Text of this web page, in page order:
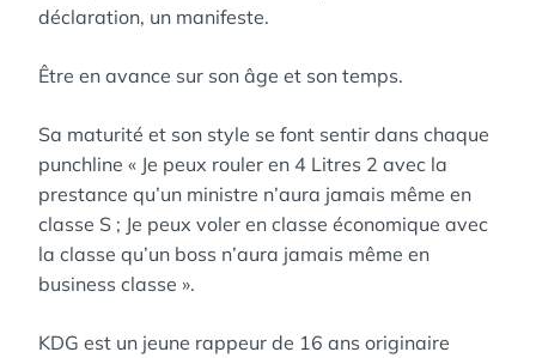
déclaration, un manifeste.
Être en avance sur son âge et son temps.
Sa maturité et son style se font sentir dans chaque
punchline « Je peux rouler en 4 Litres 2 avec la
prestance qu’un ministre n’aura jamais même en
classe S ; Je peux voler en classe économique avec
la classe qu’un boss n’aura jamais même en
business classe ».
KDG est un jeune rappeur de 16 ans originaire